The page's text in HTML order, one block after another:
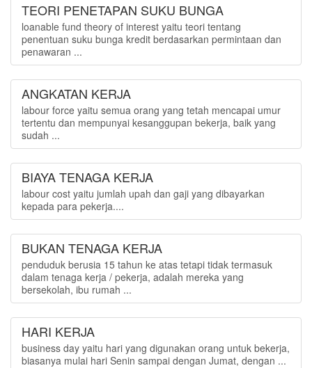
TEORI PENETAPAN SUKU BUNGA
loanable fund theory of interest yaitu teori tentang
penentuan suku bunga kredit berdasarkan permintaan dan
penawaran ...
ANGKATAN KERJA
labour force yaitu semua orang yang tetah mencapai umur
tertentu dan mempunyai kesanggupan bekerja, baik yang
sudah ...
BIAYA TENAGA KERJA
labour cost yaitu jumlah upah dan gaji yang dibayarkan
kepada para pekerja....
BUKAN TENAGA KERJA
penduduk berusia 15 tahun ke atas tetapi tidak termasuk
dalam tenaga kerja / pekerja, adalah mereka yang
bersekolah, ibu rumah ...
HARI KERJA
business day yaitu hari yang digunakan orang untuk bekerja,
biasanya mulai hari Senin sampai dengan Jumat, dengan ...